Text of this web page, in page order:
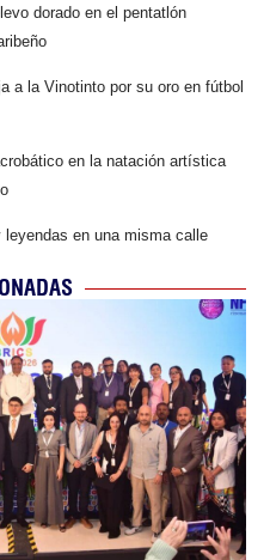
dorado en el pentatlón
a la Vinotinto por su oro en fútbol
en la natación artística
leyendas en una misma calle